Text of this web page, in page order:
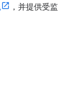
，并提供受监